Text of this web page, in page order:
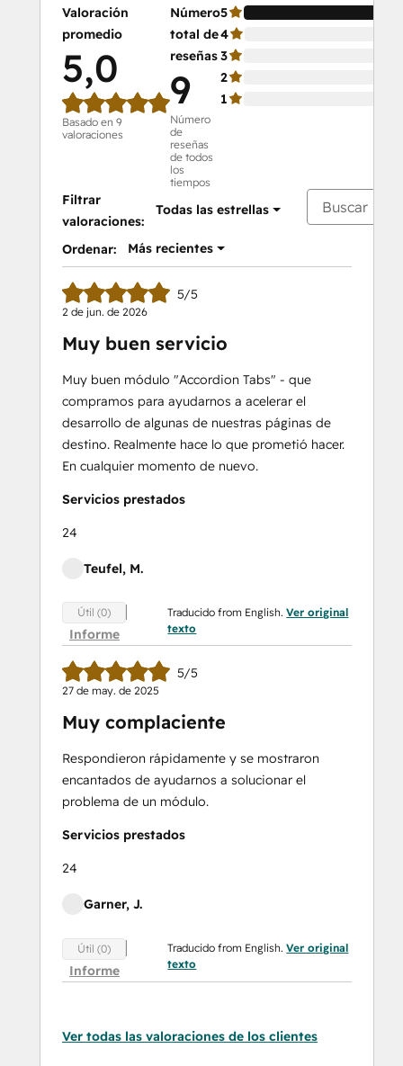
Valoración
promedio
5,0
Basado en 9
valoraciones
Número
total de
reseñas
9
Número
de
reseñas
de todos
los
tiempos
5
4
3
2
1
Filtrar
valoraciones:
Todas las estrellas
Ordenar: Más recientes
5/5
2 de jun. de 2026
Muy buen servicio
Muy buen módulo "Accordion Tabs" - que
compramos para ayudarnos a acelerar el
desarrollo de algunas de nuestras páginas de
destino. Realmente hace lo que prometió hacer.
En cualquier momento de nuevo.
Servicios prestados
24
Teufel, M.
Útil (0)
Informe
Traducido from English.Ver original
texto
5/5
27 de may. de 2025
Muy complaciente
Respondieron rápidamente y se mostraron
encantados de ayudarnos a solucionar el
problema de un módulo.
Servicios prestados
24
Garner, J.
Útil (0)
Informe
Traducido from English.Ver original
texto
Ver todas las valoraciones de los clientes